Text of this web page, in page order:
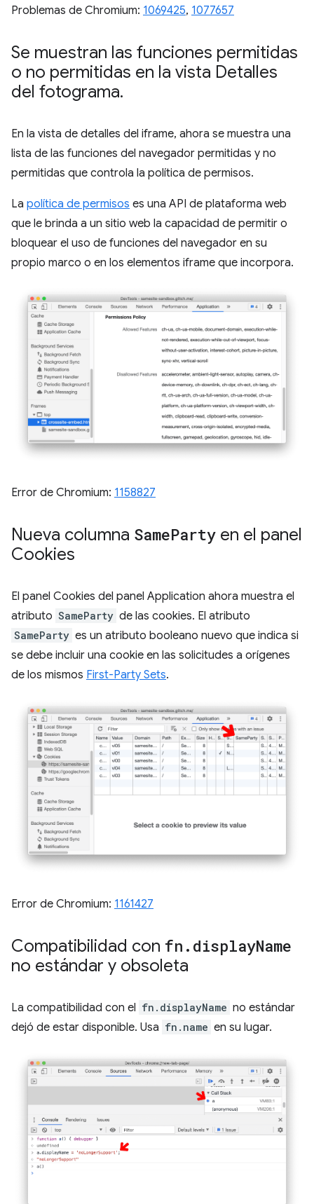
Problemas de Chromium: 1069425, 1077657
Se muestran las funciones permitidas
o no permitidas en la vista Detalles
del fotograma.
En la vista de detalles del iframe, ahora se muestra una
lista de las funciones del navegador permitidas y no
permitidas que controla la política de permisos.
La política de permisos es una API de plataforma web
que le brinda a un sitio web la capacidad de permitir o
bloquear el uso de funciones del navegador en su
propio marco o en los elementos iframe que incorpora.
Error de Chromium: 1158827
Nueva columna SameParty en el panel
Cookies
El panel Cookies del panel Application ahora muestra el
atributo SameParty de las cookies. El atributo
SameParty es un atributo booleano nuevo que indica si
se debe incluir una cookie en las solicitudes a orígenes
de los mismos First-Party Sets.
Error de Chromium: 1161427
Compatibilidad con fn . displayName
no estándar y obsoleta
La compatibilidad con el fn.displayName no estándar
dejó de estar disponible. Usa fn.name en su lugar.